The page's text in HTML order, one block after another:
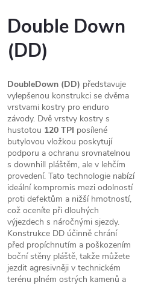
Double Down
(DD)
DoubleDown (DD) představuje
vylepšenou konstrukci se dvěma
vrstvami kostry pro enduro
závody. Dvě vrstvy kostry s
hustotou 120 TPI posílené
butylovou vložkou poskytují
podporu a ochranu srovnatelnou
s downhill pláštěm, ale v lehčím
provedení. Tato technologie nabízí
ideální kompromis mezi odolností
proti defektům a nižší hmotností,
což oceníte při dlouhých
výjezdech s náročnými sjezdy.
Konstrukce DD účinně chrání
před propíchnutím a poškozením
boční stěny pláště, takže můžete
jezdit agresivněji v technickém
terénu plném ostrých kamenů a